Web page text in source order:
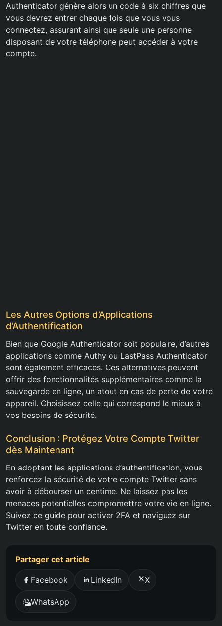
Authenticator génère alors un code à six chiffres que
vous devrez entrer chaque fois que vous vous
connectez, assurant ainsi que seule une personne
disposant de votre téléphone peut accéder à votre
compte.
Les Autres Options d’Applications
d’Authentification
Bien que Google Authenticator soit populaire, d’autres
applications comme Authy ou LastPass Authenticator
sont également efficaces. Ces alternatives peuvent
offrir des fonctionnalités supplémentaires comme la
sauvegarde en ligne, un atout en cas de perte de votre
appareil. Choisissez celle qui correspond le mieux à
vos besoins de sécurité.
Conclusion : Protégez Votre Compte Twitter
dès Maintenant
En adoptant les applications d’authentification, vous
renforcez la sécurité de votre compte Twitter sans
avoir à débourser un centime. Ne laissez pas les
menaces potentielles compromettre votre vie en ligne.
Suivez ce guide pour activer 2FA et naviguez sur
Twitter en toute confiance.
Partager cet article
Facebook LinkedIn X
WhatsApp